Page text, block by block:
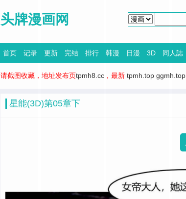
头牌漫画网
首页 记录 更新 完结 排行 韩漫 日漫 3D 同人誌
请截图收藏，地址发布页tpmh8.cc ，最新 tpmh.top ggmh.top
星能(3D)第05章下